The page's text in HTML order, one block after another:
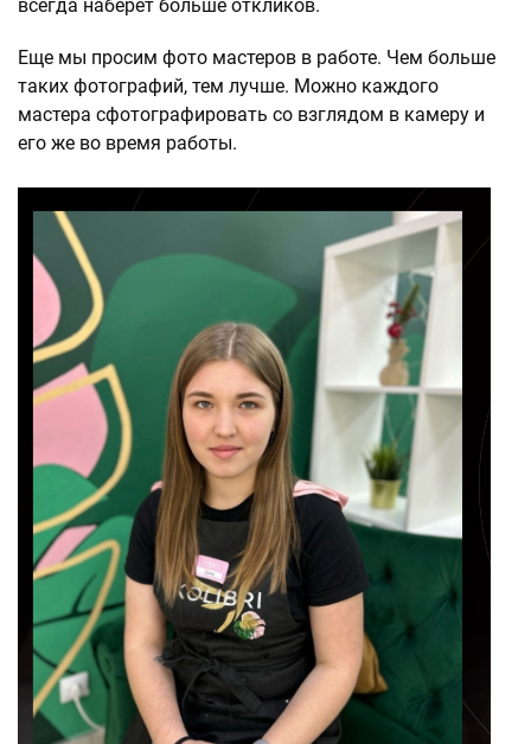
всегда наберет больше откликов.
Еще мы просим фото мастеров в работе. Чем больше
таких фотографий, тем лучше. Можно каждого
мастера сфотографировать со взглядом в камеру и
его же во время работы.